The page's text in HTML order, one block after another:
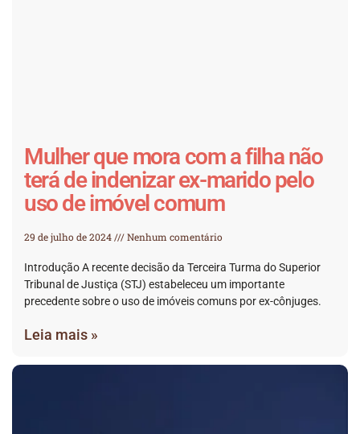
Mulher que mora com a filha não
terá de indenizar ex-marido pelo
uso de imóvel comum
29 de julho de 2024 Nenhum comentário
Introdução A recente decisão da Terceira Turma do Superior
Tribunal de Justiça (STJ) estabeleceu um importante
precedente sobre o uso de imóveis comuns por ex-cônjuges.
Leia mais »